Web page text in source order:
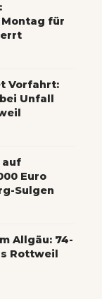
für
Vorfahrt:
Unfall
auf
Euro
Sulgen
Allgäu: 74-
Rottweil